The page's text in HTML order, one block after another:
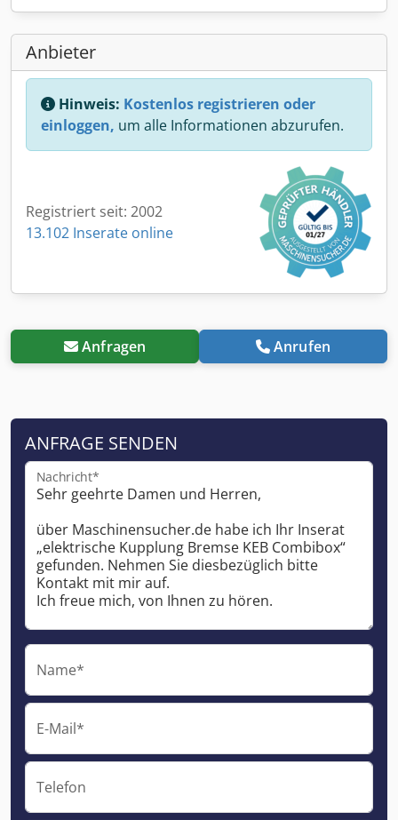
Anbieter
Hinweis: Kostenlos registrieren oder
einloggen, um alle Informationen abzurufen.
Registriert seit: 2002
13.102 Inserate online
Anfragen Anrufen
ANFRAGE SENDEN
Nachricht*
Name*
E-Mail*
Telefon